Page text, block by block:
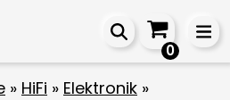
0
» HiFi » Elektronik »